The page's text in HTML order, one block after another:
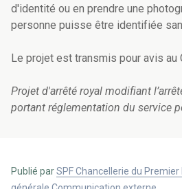
d'identité ou en prendre une
personne puisse être identifiée
Le projet est transmis pour avis au
Projet d'arrêté royal modifiant
portant réglementation du service
Publié parSPF Chancellerie du